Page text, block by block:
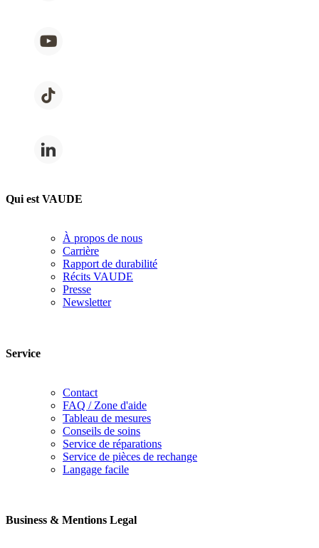
Qui est VAUDE
À propos de nous
Carrière
Rapport de durabilité
Récits VAUDE
Presse
Newsletter
Service
Contact
FAQ / Zone d'aide
Tableau de mesures
Conseils de soins
Service de réparations
Service de pièces de rechange
Langage facile
Business & Mentions Legal